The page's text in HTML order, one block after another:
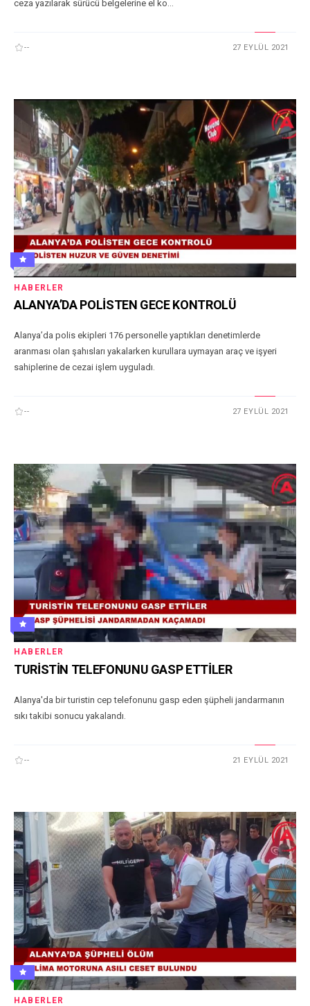
ceza yazılarak sürücü belgelerine el ko...
-- 27 EYLÜL 2021
HABERLER
ALANYA’DA POLİSTEN GECE KONTROLÜ
Alanya’da polis ekipleri 176 personelle yaptıkları denetimlerde
aranması olan şahısları yakalarken kurullara uymayan araç ve işyeri
sahiplerine de cezai işlem uyguladı.
-- 27 EYLÜL 2021
HABERLER
TURİSTİN TELEFONUNU GASP ETTİLER
Alanya'da bir turistin cep telefonunu gasp eden şüpheli jandarmanın
sıkı takibi sonucu yakalandı.
-- 21 EYLÜL 2021
HABERLER